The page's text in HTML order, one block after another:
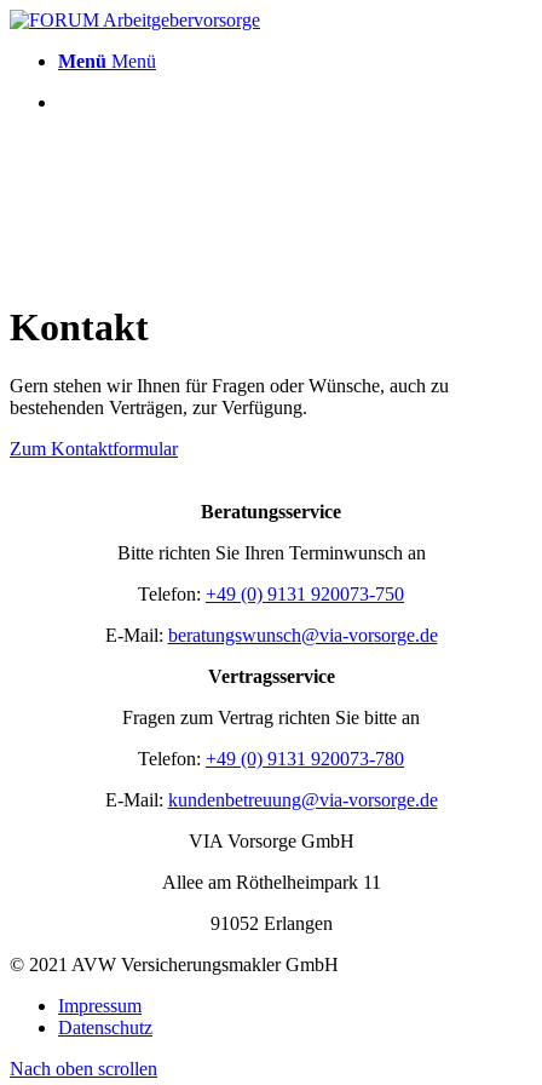
Menü Menü
Kontakt
Gern stehen wir Ihnen für Fragen oder Wünsche, auch zu
bestehenden Verträgen, zur Verfügung.
Zum Kontaktformular
Beratungsservice
Bitte richten Sie Ihren Terminwunsch an
Telefon: +49 (0) 9131 920073-750
E-Mail: beratungswunsch@via-vorsorge.de
Vertragsservice
Fragen zum Vertrag richten Sie bitte an
Telefon: +49 (0) 9131 920073-780
E-Mail: kundenbetreuung@via-vorsorge.de
VIA Vorsorge GmbH
Allee am Röthelheimpark 11
91052 Erlangen
© 2021 AVW Versicherungsmakler GmbH
Impressum
Datenschutz
Nach oben scrollen